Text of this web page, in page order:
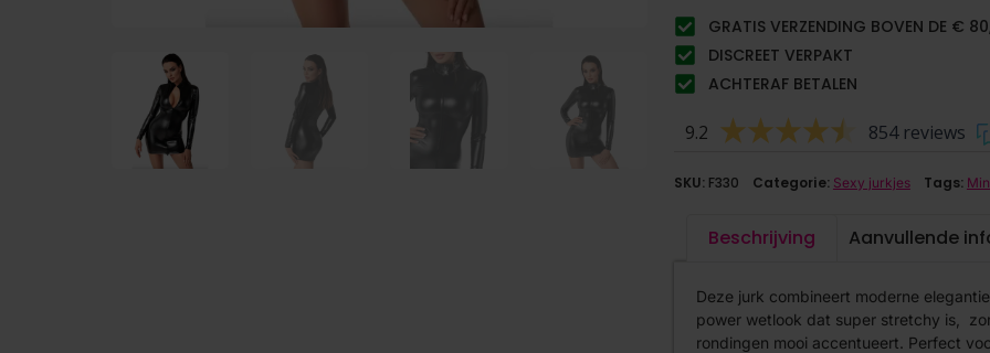
GRATIS VERZENDING BOVEN DE €
DISCREET VERPAKT
ACHTERAF BETALEN
9.2 854 reviews
SKU: F330 Categorie: Sexy jurkjes Tags:
Beschrijving Aanvullende
Deze jurk combineert moderne
power wetlook dat super stretchy is,
rondingen mooi accentueert. Perfect